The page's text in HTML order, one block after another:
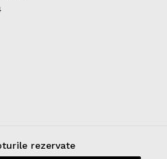
rezervate